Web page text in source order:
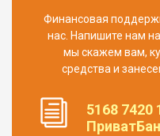
Финансовая
нас. Напишите нам на
мы скажем вам,
средства и
5168 7420